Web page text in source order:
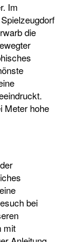
Im
die
Meter hohe
bei
mit